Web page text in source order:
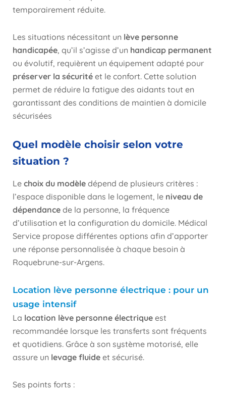
temporairement réduite.
Les situations nécessitant un lève personne
handicapée, qu’il s’agisse d’un handicap permanent
ou évolutif, requièrent un équipement adapté pour
préserver la sécurité et le confort. Cette solution
permet de réduire la fatigue des aidants tout en
garantissant des conditions de maintien à domicile
sécurisées
Quel modèle choisir selon votre
situation ?
Le choix du modèle dépend de plusieurs critères :
l’espace disponible dans le logement, le niveau de
dépendance de la personne, la fréquence
d’utilisation et la configuration du domicile. Médical
Service propose différentes options afin d’apporter
une réponse personnalisée à chaque besoin à
Roquebrune-sur-Argens.
Location lève personne électrique : pour un
usage intensif
La location lève personne électrique est
recommandée lorsque les transferts sont fréquents
et quotidiens. Grâce à son système motorisé, elle
assure un levage fluide et sécurisé.
Ses points forts :